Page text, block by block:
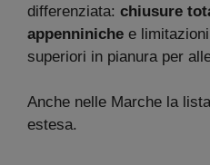
differenziata: chiusure
appenniniche e
superiori in pianura per
Anche nelle Marche la
estesa.